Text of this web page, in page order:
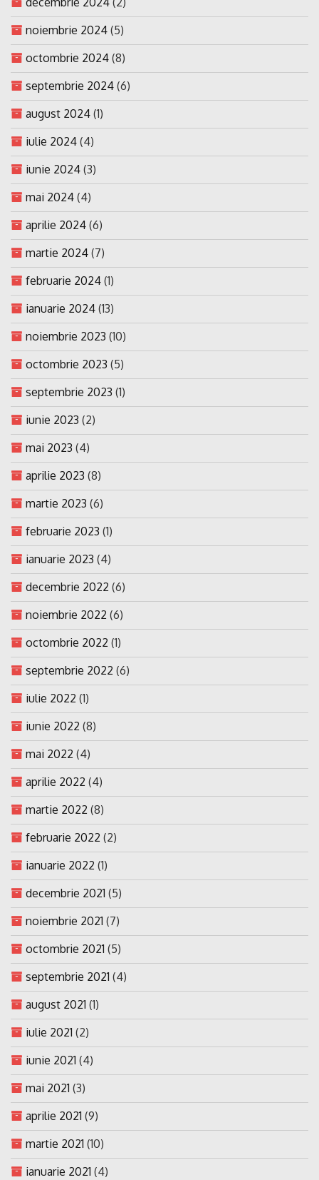
noiembrie 2024 (5)
octombrie 2024 (8)
septembrie 2024 (6)
august 2024 (1)
iulie 2024 (4)
iunie 2024 (3)
mai 2024 (4)
aprilie 2024 (6)
martie 2024 (7)
februarie 2024 (1)
ianuarie 2024 (13)
noiembrie 2023 (10)
octombrie 2023 (5)
septembrie 2023 (1)
iunie 2023 (2)
mai 2023 (4)
aprilie 2023 (8)
martie 2023 (6)
februarie 2023 (1)
ianuarie 2023 (4)
decembrie 2022 (6)
noiembrie 2022 (6)
octombrie 2022 (1)
septembrie 2022 (6)
iulie 2022 (1)
iunie 2022 (8)
mai 2022 (4)
aprilie 2022 (4)
martie 2022 (8)
februarie 2022 (2)
ianuarie 2022 (1)
decembrie 2021 (5)
noiembrie 2021 (7)
octombrie 2021 (5)
septembrie 2021 (4)
august 2021 (1)
iulie 2021 (2)
iunie 2021 (4)
mai 2021 (3)
aprilie 2021 (9)
martie 2021 (10)
ianuarie 2021 (4)